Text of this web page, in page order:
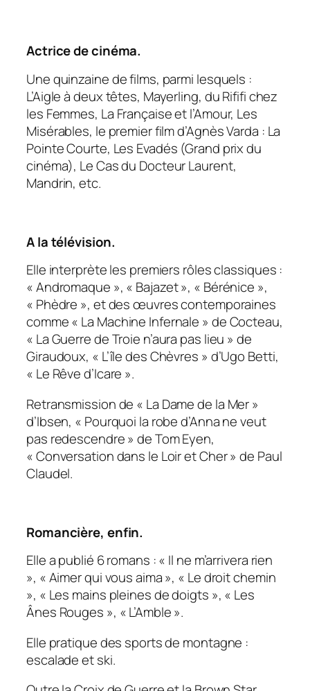
Actrice de cinéma.
Une quinzaine de films, parmi lesquels :
L’Aigle à deux têtes, Mayerling, du Rififi chez
les Femmes, La Française et l’Amour, Les
Misérables, le premier film d’Agnès Varda : La
Pointe Courte, Les Evadés (Grand prix du
cinéma), Le Cas du Docteur Laurent,
Mandrin, etc.
A la télévision.
Elle interprète les premiers rôles classiques :
« Andromaque », « Bajazet », « Bérénice »,
« Phèdre », et des œuvres contemporaines
comme « La Machine Infernale » de Cocteau,
« La Guerre de Troie n’aura pas lieu » de
Giraudoux, « L’île des Chèvres » d’Ugo Betti,
« Le Rêve d’Icare ».
Retransmission de « La Dame de la Mer »
d’Ibsen, « Pourquoi la robe d’Anna ne veut
pas redescendre » de Tom Eyen,
« Conversation dans le Loir et Cher » de Paul
Claudel.
Romancière, enfin.
Elle a publié 6 romans : « Il ne m’arrivera rien
», « Aimer qui vous aima », « Le droit chemin
», « Les mains pleines de doigts », « Les
Ânes Rouges », « L’Amble ».
Elle pratique des sports de montagne :
escalade et ski.